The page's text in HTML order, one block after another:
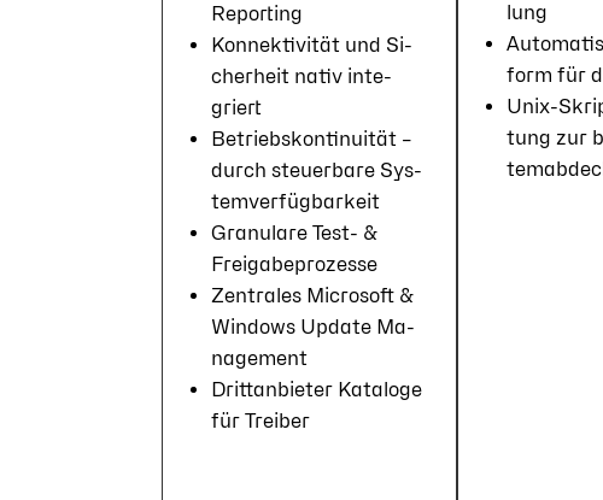
Re­por­ting
Konnek­tivi­tät und Si­
cher­heit na­tiv in­te­
griert
Betriebs­konti­nui­tät –
durch steuer­bare Sys­
tem­ver­füg­bar­keit
Gra­nu­lare Test- &
Frei­ga­be­pro­zes­se
Zentrales Microsoft &
Win­dows Up­date Ma­
nage­ment
Dritt­an­bie­ter Ka­ta­loge
für Trei­ber
lung
form für
Unix-
tung zur